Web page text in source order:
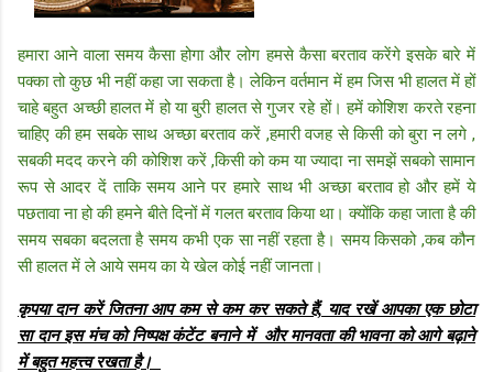
हमारा आने वाला समय कैसा होगा और लोग हमसे कैसा बरताव करेंगे इसके बारे में
पक्का तो कुछ भी नहीं कहा जा सकता है। लेकिन वर्तमान में हम जिस भी हालत में हों
चाहे बहुत अच्छी हालत में हो या बुरी हालत से गुजर रहे हों। हमें कोशिश करते रहना
चाहिए की हम सबके साथ अच्छा बरताव करें ,हमारी वजह से किसी को बुरा न लगे ,
सबकी मदद करने की कोशिश करें ,किसी को कम या ज्यादा ना समझें सबको सामान
रूप से आदर दें ताकि समय आने पर हमारे साथ भी अच्छा बरताव हो और हमें ये
पछतावा ना हो की हमने बीते दिनों में गलत बरताव किया था। क्योंकि कहा जाता है की
समय सबका बदलता है समय कभी एक सा नहीं रहता है। समय किसको ,कब कौन
सी हालत में ले आये समय का ये खेल कोई नहीं जानता।
कृपया दान करें जितना आप कम से कम कर सकते हैं, याद रखें आपका एक छोटा
सा दान इस मंच को निष्पक्ष कंटेंट बनाने में और मानवता की भावना को आगे बढ़ाने
में बहुत महत्त्व रखता है।